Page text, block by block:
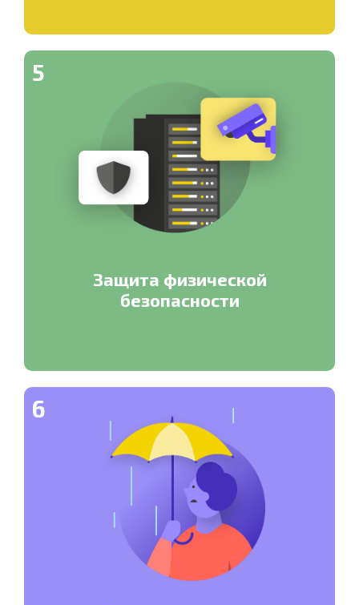
5
Защита физической
безопасности
6